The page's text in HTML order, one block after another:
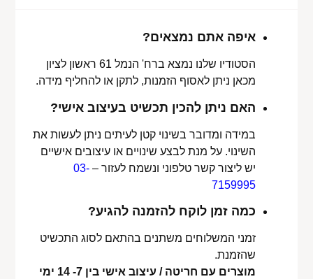
איפה אתם נמצאים?
הסטודיו שלנו נמצא ברח' הנמל 61 ראשון לציון
מכאן ניתן לאסוף הזמנות, לתקן או להחליף מידה.
האם ניתן להכין תכשיט בעיצוב אישי?
במידה ומדובר בשינוי קטן לעיתים ניתן לעשות את
השינוי. על מנת לבצע שינויים או עיצובים אישיים
יש ליצור קשר טלפוני ונשמח לעזור –03-
7159995
כמה זמן לוקח להזמנה להגיע?
זמני המשלוחים משתנים בהתאם לסוג התכשיט
שהזמנת.
מוצרים עם חריטה / עיצוב אישי בין 7- 14 ימי